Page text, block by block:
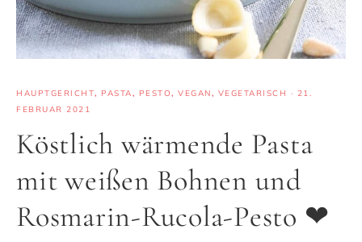
HAUPTGERICHT, PASTA, PESTO, VEGAN, VEGETARISCH · 21.
FEBRUAR 2021
Köstlich wärmende Pasta
mit weißen Bohnen und
Rosmarin-Rucola-Pesto ❤